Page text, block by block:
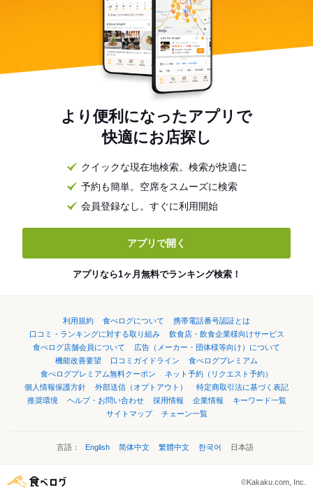
より便利になったアプリで
快適にお店探し
クイックな現在地検索。検索が快適に
予約も簡単。空席をスムーズに検索
会員登録なし。すぐに利用開始
アプリで開く
アプリなら1ヶ月無料でランキング検索！
利用規約 食べログについて
携帯電話番号認証とは
口コミ・ランキングに対する取り組み
飲食店・飲食企業様向けサービス
食べログ店舗会員について
広告（メーカー・団体様等向け）について
機能改善要望
口コミガイドライン
食べログプレミアム
食べログプレミアム無料クーポン
ネット予約（リクエスト予約）
個人情報保護方針
外部送信（オプトアウト）
特定商取引法に基づく表記
推奨環境
ヘルプ・お問い合わせ 採用情報 企業情報
キーワード一覧
サイトマップ
チェーン一覧
言語： English 简体中文 繁體中文 한국어 日本語
©Kakaku.com, Inc.